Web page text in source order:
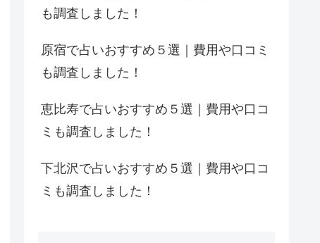
も調査しました！
原宿で占いおすすめ５選｜費用や口コミ
も調査しました！
恵比寿で占いおすすめ５選｜費用や口コ
ミも調査しました！
下北沢で占いおすすめ５選｜費用や口コ
ミも調査しました！